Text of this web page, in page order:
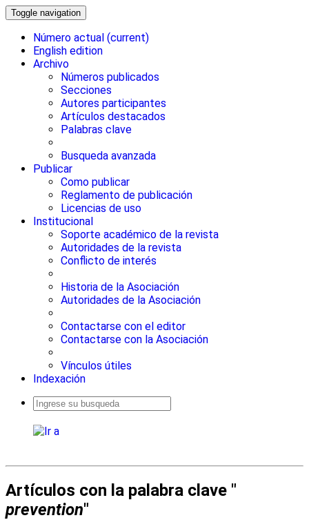
Toggle navigation
Número actual (current)
English edition
Archivo
Números publicados
Secciones
Autores participantes
Artículos destacados
Palabras clave
Busqueda avanzada
Publicar
Como publicar
Reglamento de publicación
Licencias de uso
Institucional
Soporte académico de la revista
Autoridades de la revista
Conflicto de interés
Historia de la Asociación
Autoridades de la Asociación
Contactarse con el editor
Contactarse con la Asociación
Vínculos útiles
Indexación
Artículos con la palabra clave "
prevention"